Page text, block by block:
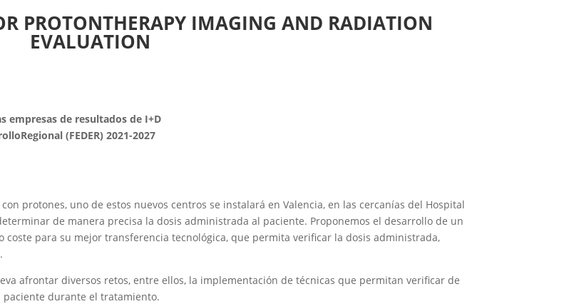
PROTONTHERAPY IMAGING AND RADIATION
EVALUATION
empresas de resultados de I+D
(FEDER) 2021-2027
protones, uno de estos nuevos centros se instalará en Valencia, en las cercanías del Hospital
de manera precisa la dosis administrada al paciente. Proponemos el desarrollo de un
coste para su mejor transferencia tecnológica, que permita verificar la dosis administrada,
afrontar diversos retos, entre ellos, la implementación de técnicas que permitan verificar de
durante el tratamiento.